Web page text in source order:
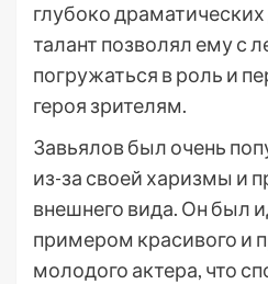
глубоко
талант позволял ему с
погружаться в роль и
героя зрителям.
Завьялов был очень
из-за своей харизмы и
внешнего вида. Он был
примером красивого и
молодого актера, что